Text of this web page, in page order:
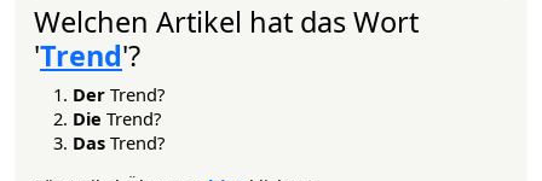
Welchen Artikel hat das Wort
'Trend'?
Der Trend?
Die Trend?
Das Trend?